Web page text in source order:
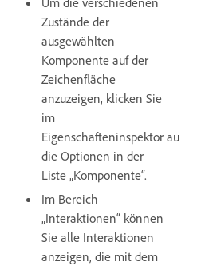
Zustände der
ausgewählten
Komponente auf der
Zeichenfläche
anzuzeigen, klicken Sie
im
Eigenschafteninspektor auf
die Optionen in der
Liste „Komponente“.
Im Bereich
„Interaktionen“ können
Sie alle Interaktionen
anzeigen, die mit dem